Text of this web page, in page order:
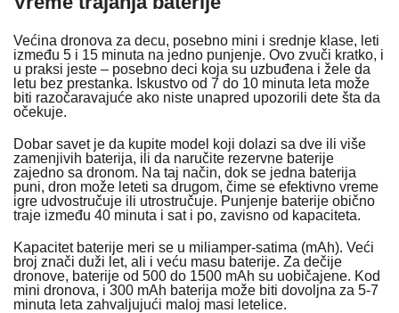
Većina dronova za decu, posebno mini i srednje klase, leti
između 5 i 15 minuta na jedno punjenje. Ovo zvuči kratko, i
u praksi jeste – posebno deci koja su uzbuđena i žele da
letu bez prestanka. Iskustvo od 7 do 10 minuta leta može
biti razočaravajuće ako niste unapred upozorili dete šta da
očekuje.
Dobar savet je da kupite model koji dolazi sa dve ili više
zamenjivih baterija, ili da naručite rezervne baterije
zajedno sa dronom. Na taj način, dok se jedna baterija
puni, dron može leteti sa drugom, čime se efektivno vreme
igre udvostručuje ili utrostručuje. Punjenje baterije obično
traje između 40 minuta i sat i po, zavisno od kapaciteta.
Kapacitet baterije meri se u miliamper-satima (mAh). Veći
broj znači duži let, ali i veću masu baterije. Za dečije
dronove, baterije od 500 do 1500 mAh su uobičajene. Kod
mini dronova, i 300 mAh baterija može biti dovoljna za 5-7
minuta leta zahvaljujući maloj masi letelice.